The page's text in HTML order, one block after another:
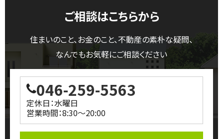
ご相談はこちらから
住まいのこと、お金のこと、不動産の素朴な疑問、
なんでもお気軽にご相談ください
046-259-5563
定休日：水曜日
営業時間：8:30～20:00